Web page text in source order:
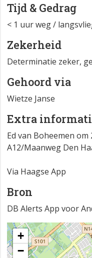
Tijd & Gedrag
< 1 uur weg /
Zekerheid
Determinatie zeker,
Gehoord via
Wietze Janse
Extra
Ed van Boheemen
A12/Maanweg Den
Via Haagse App
Bron
DB Alerts App voor
+
−